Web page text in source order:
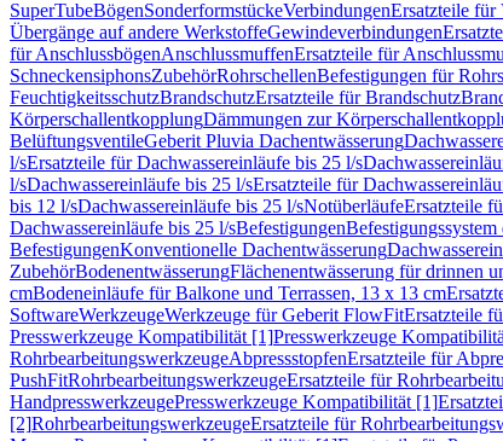
SuperTubeBögenSonderformstückeVerbindungenErsatzteile für
Übergänge auf andere WerkstoffeGewindeverbindungen
für AnschlussbögenAnschlussmuffenErsatzteile für
SchneckensiphonsZubehörRohrschellenBefestigungen für
FeuchtigkeitsschutzBrandschutzErsatzteile für Brandschutz
KörperschallentkopplungDämmungen zur
BelüftungsventileGeberit Pluvia Dachentwässerung
l/sErsatzteile für Dachwassereinläufe bis 25 l/s
l/sDachwassereinläufe bis 25 l/sErsatzteile für
bis 12 l/sDachwassereinläufe bis 25 l/sNotüberläufeErsatzteile
Dachwassereinläufe bis 25 l/sBefestigungen
BefestigungenKonventionelle Dachentwässerung
ZubehörBodenentwässerungFlächenentwässerung für drinnen
cmBodeneinläufe für Balkone und Terrassen, 13 x 13 cm
SoftwareWerkzeugeWerkzeuge für Geberit FlowFitErsatzteile
Presswerkzeuge Kompatibilität [1]Presswerkzeuge
RohrbearbeitungswerkzeugeAbpressstopfenErsatzteile für
PushFitRohrbearbeitungswerkzeugeErsatzteile für
HandpresswerkzeugePresswerkzeuge Kompatibilität [1]
[2]RohrbearbeitungswerkzeugeErsatzteile für